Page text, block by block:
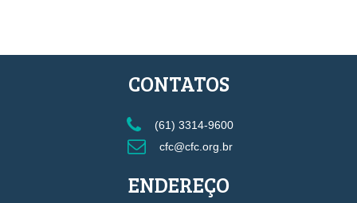
CONTATOS
(61) 3314-9600
cfc@cfc.org.br
ENDEREÇO